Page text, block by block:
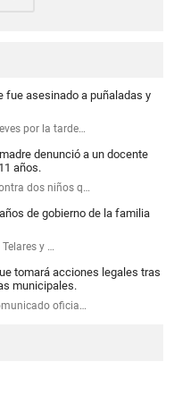
fue asesinado a puñaladas y
por la tarde…
denunció a un docente
años.
dos niños q…
de gobierno de la familia
y …
tomará acciones legales tras
municipales.
oficia…